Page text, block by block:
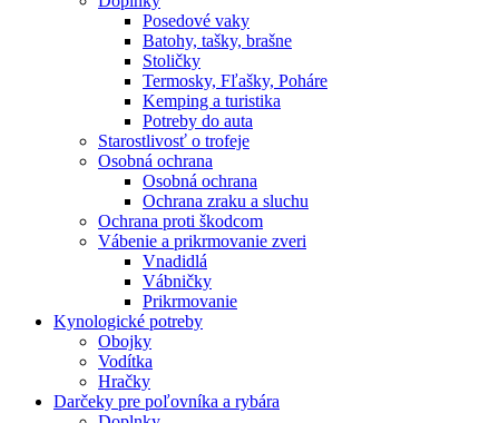
Posedové vaky
Batohy, tašky, brašne
Stoličky
Termosky, Fľašky, Poháre
Kemping a turistika
Potreby do auta
Starostlivosť o trofeje
Osobná ochrana
Osobná ochrana
Ochrana zraku a sluchu
Ochrana proti škodcom
Vábenie a prikrmovanie zveri
Vnadidlá
Vábničky
Prikrmovanie
Kynologické potreby
Obojky
Vodítka
Hračky
Darčeky pre poľovníka a rybára